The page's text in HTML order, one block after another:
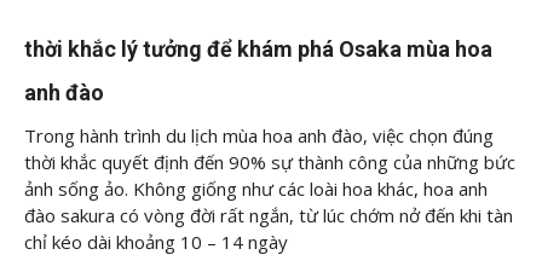
thời khắc lý tưởng để khám phá Osaka mùa hoa
anh đào
Trong hành trình du lịch mùa hoa anh đào, việc chọn đúng
thời khắc quyết định đến 90% sự thành công của những bức
ảnh sống ảo. Không giống như các loài hoa khác, hoa anh
đào sakura có vòng đời rất ngắn, từ lúc chớm nở đến khi tàn
chỉ kéo dài khoảng 10 – 14 ngày